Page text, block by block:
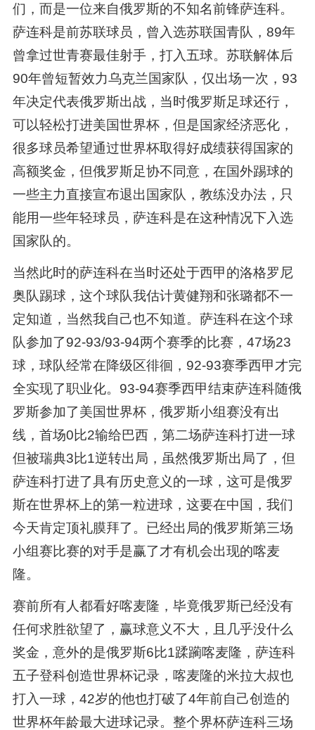
们，而是一位来自俄罗斯的不知名前锋萨连科。
萨连科是前苏联球员，曾入选苏联国青队，89年
曾拿过世青赛最佳射手，打入五球。苏联解体后
90年曾短暂效力乌克兰国家队，仅出场一次，93
年决定代表俄罗斯出战，当时俄罗斯足球还行，
可以轻松打进美国世界杯，但是国家经济恶化，
很多球员希望通过世界杯取得好成绩获得国家的
高额奖金，但俄罗斯足协不同意，在国外踢球的
一些主力直接宣布退出国家队，教练没办法，只
能用一些年轻球员，萨连科是在这种情况下入选
国家队的。
当然此时的萨连科在当时还处于西甲的洛格罗尼
奥队踢球，这个球队我估计黄健翔和张璐都不一
定知道，当然我自己也不知道。萨连科在这个球
队参加了92-93/93-94两个赛季的比赛，47场23
球，球队经常在降级区徘徊，92-93赛季西甲才完
全实现了职业化。93-94赛季西甲结束萨连科随俄
罗斯参加了美国世界杯，俄罗斯小组赛没有出
线，首场0比2输给巴西，第二场萨连科打进一球
但被瑞典3比1逆转出局，虽然俄罗斯出局了，但
萨连科打进了具有历史意义的一球，这可是俄罗
斯在世界杯上的第一粒进球，这要在中国，我们
今天肯定顶礼膜拜了。已经出局的俄罗斯第三场
小组赛比赛的对手是赢了才有机会出现的喀麦
隆。
赛前所有人都看好喀麦隆，毕竟俄罗斯已经没有
任何求胜欲望了，赢球意义不大，且几乎没什么
奖金，意外的是俄罗斯6比1蹂躏喀麦隆，萨连科
五子登科创造世界杯记录，喀麦隆的米拉大叔也
打入一球，42岁的他也打破了4年前自己创造的
世界杯年龄最大进球记录。整个界杯萨连科三场